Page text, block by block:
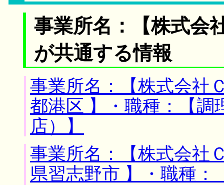
事業所名：【株式会
が共通する情報
事業所名：【株式会社
都港区 】・職種：【
店）】
事業所名：【株式会社
県習志野市 】・職種